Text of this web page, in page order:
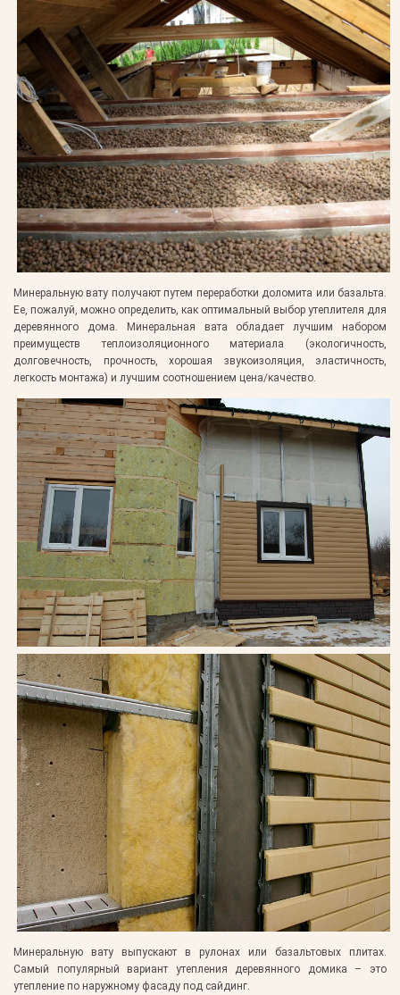
Минеральную вату получают путем переработки доломита или базальта.
Ее, пожалуй, можно определить, как оптимальный выбор утеплителя для
деревянного дома. Минеральная вата обладает лучшим набором
преимуществ теплоизоляционного материала (экологичность,
долговечность, прочность, хорошая звукоизоляция, эластичность,
легкость монтажа) и лучшим соотношением цена/качество.
Минеральную вату выпускают в рулонах или базальтовых плитах.
Самый популярный вариант утепления деревянного домика – это
утепление по наружному фасаду под сайдинг.